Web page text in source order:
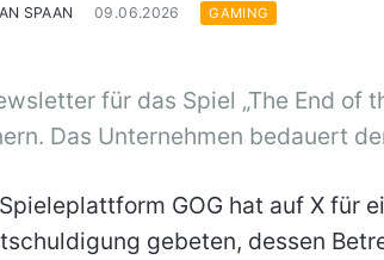
SPAAN 09.06.2026 GAMING
für das Spiel „The End of
Das Unternehmen bedauert
GOG hat auf X für
gebeten, dessen